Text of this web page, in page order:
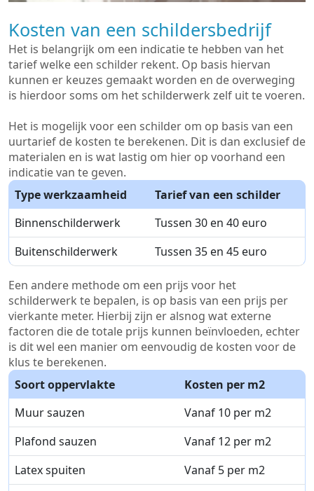
Kosten van een schildersbedrijf
Het is belangrijk om een indicatie te hebben van het
tarief welke een schilder rekent. Op basis hiervan
kunnen er keuzes gemaakt worden en de overweging
is hierdoor soms om het schilderwerk zelf uit te voeren.
Het is mogelijk voor een schilder om op basis van een
uurtarief de kosten te berekenen. Dit is dan exclusief de
materialen en is wat lastig om hier op voorhand een
indicatie van te geven.
Type werkzaamheid
Tarief van een schilder
Binnenschilderwerk
Tussen 30 en 40 euro
Buitenschilderwerk
Tussen 35 en 45 euro
Een andere methode om een prijs voor het
schilderwerk te bepalen, is op basis van een prijs per
vierkante meter. Hierbij zijn er alsnog wat externe
factoren die de totale prijs kunnen beïnvloeden, echter
is dit wel een manier om eenvoudig de kosten voor de
klus te berekenen.
Soort oppervlakte
Kosten per m2
Muur sauzen
Vanaf 10 per m2
Plafond sauzen
Vanaf 12 per m2
Latex spuiten
Vanaf 5 per m2